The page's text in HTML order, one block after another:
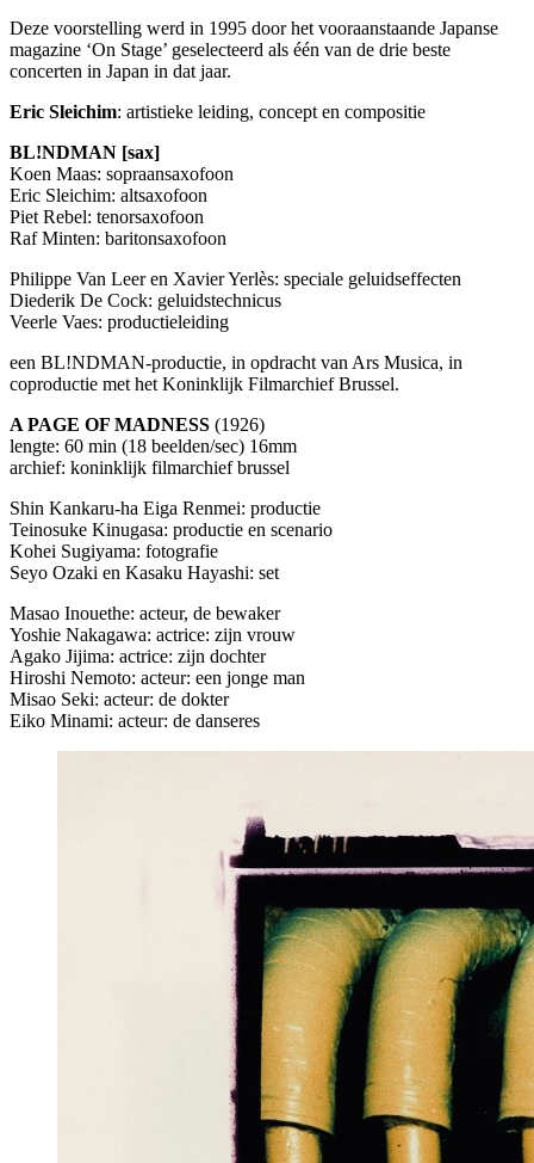
Deze voorstelling werd in 1995 door het vooraanstaande Japanse
magazine ‘On Stage’ geselecteerd als één van de drie beste
concerten in Japan in dat jaar.
Eric Sleichim: artistieke leiding, concept en compositie
BL!NDMAN [sax]
Koen Maas: sopraansaxofoon
Eric Sleichim: altsaxofoon
Piet Rebel: tenorsaxofoon
Raf Minten: baritonsaxofoon
Philippe Van Leer en Xavier Yerlès: speciale geluidseffecten
Diederik De Cock: geluidstechnicus
Veerle Vaes: productieleiding
een BL!NDMAN-productie, in opdracht van Ars Musica, in
coproductie met het Koninklijk Filmarchief Brussel.
A PAGE OF MADNESS (1926)
lengte: 60 min (18 beelden/sec) 16mm
archief: koninklijk filmarchief brussel
Shin Kankaru-ha Eiga Renmei: productie
Teinosuke Kinugasa: productie en scenario
Kohei Sugiyama: fotografie
Seyo Ozaki en Kasaku Hayashi: set
Masao Inouethe: acteur, de bewaker
Yoshie Nakagawa: actrice: zijn vrouw
Agako Jijima: actrice: zijn dochter
Hiroshi Nemoto: acteur: een jonge man
Misao Seki: acteur: de dokter
Eiko Minami: acteur: de danseres